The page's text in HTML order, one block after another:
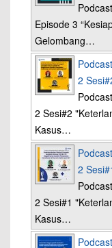
Episode 3
Gelombang…
2
2 Sesi#2
Kasus…
2
2 Sesi#1
Kasus…